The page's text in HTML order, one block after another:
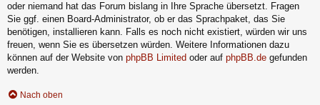
oder niemand hat das Forum bislang in Ihre Sprache übersetzt. Fragen
Sie ggf. einen Board-Administrator, ob er das Sprachpaket, das Sie
benötigen, installieren kann. Falls es noch nicht existiert, würden wir uns
freuen, wenn Sie es übersetzen würden. Weitere Informationen dazu
können auf der Website von phpBB Limited oder auf phpBB.de gefunden
werden.
Nach oben